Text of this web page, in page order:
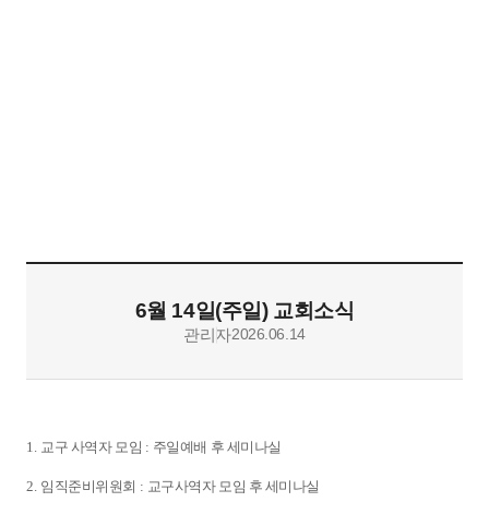
6월 14일(주일) 교회소식
관리자2026.06.14
1. 교구 사역자 모임 : 주일예배 후 세미나실
2. 임직준비위원회 : 교구사역자 모임 후 세미나실